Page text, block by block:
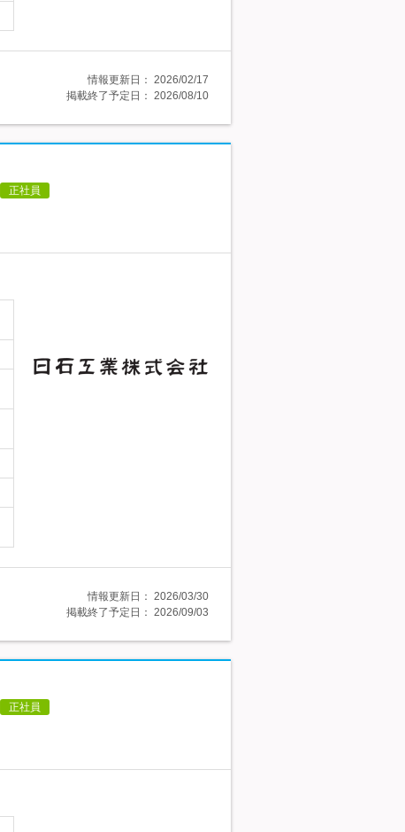
情報更新日： 2026/02/17
掲載終了予定日： 2026/08/10
正社員
情報更新日： 2026/03/30
掲載終了予定日： 2026/09/03
正社員